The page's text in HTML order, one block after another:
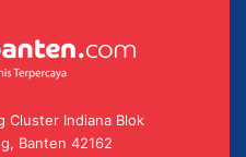
Cluster Indiana Blok
Banten 42162